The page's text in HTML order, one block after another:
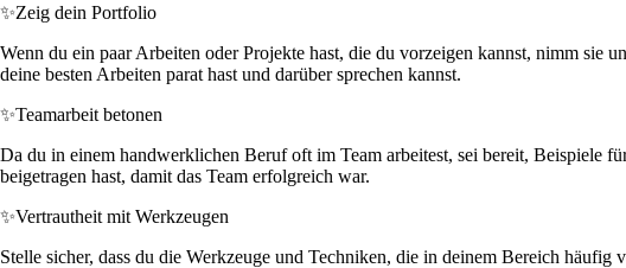
✨Zeig dein Portfolio
Wenn du ein paar Arbeiten oder Projekte hast, die du vorzeigen kannst, nimm
deine besten Arbeiten parat hast und darüber sprechen kannst.
✨Teamarbeit betonen
Da du in einem handwerklichen Beruf oft im Team arbeitest, sei bereit, Beispiele
beigetragen hast, damit das Team erfolgreich war.
✨Vertrautheit mit Werkzeugen
Stelle sicher, dass du die Werkzeuge und Techniken, die in deinem Bereich